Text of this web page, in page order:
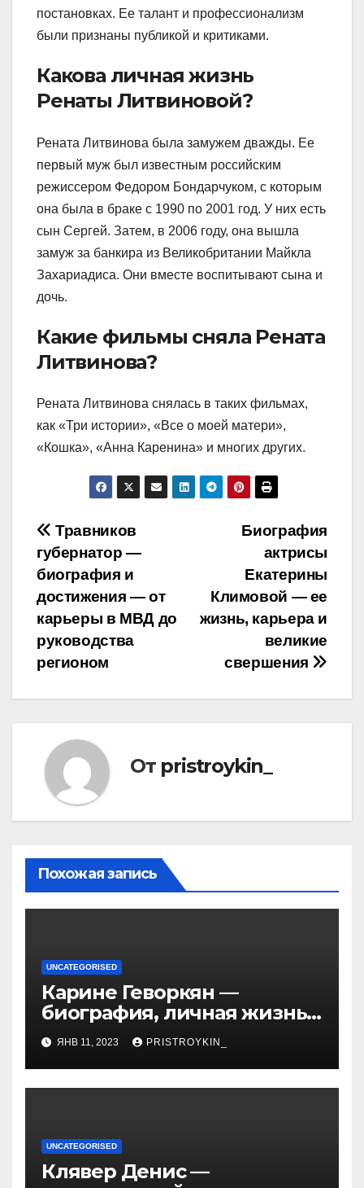
постановках. Ее талант и профессионализм
были признаны публикой и критиками.
Какова личная жизнь
Ренаты Литвиновой?
Рената Литвинова была замужем дважды. Ее
первый муж был известным российским
режиссером Федором Бондарчуком, с которым
она была в браке с 1990 по 2001 год. У них есть
сын Сергей. Затем, в 2006 году, она вышла
замуж за банкира из Великобритании Майкла
Захариадиса. Они вместе воспитывают сына и
дочь.
Какие фильмы сняла Рената
Литвинова?
Рената Литвинова снялась в таких фильмах,
как «Три истории», «Все о моей матери»,
«Кошка», «Анна Каренина» и многих других.
Навигация
по
записям
Биография
актрисы
Екатерины
Климовой — ее
жизнь, карьера и
великие
свершения
Травников
губернатор —
биография и
достижения — от
карьеры в МВД до
руководства
регионом
От pristroykin_
Похожая запись
UNCATEGORISED
Карине Геворкян —
биография, личная жизнь
и факты из Википедии —
детали о жизни и карьере
известной актрисы
ЯНВ 11, 2023 PRISTROYKIN_
UNCATEGORISED
Клявер Денис —